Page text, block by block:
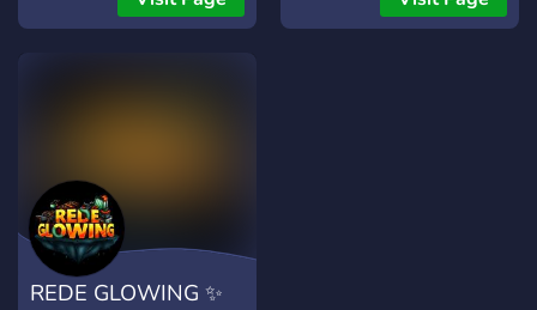
acolhedora. Jogue,
REDE GLOWING ✨